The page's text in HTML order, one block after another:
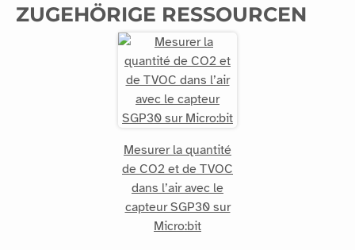
ZUGEHÖRIGE RESSOURCEN
Mesurer la quantité
de CO2 et de TVOC
dans l’air avec le
capteur SGP30 sur
Micro:bit